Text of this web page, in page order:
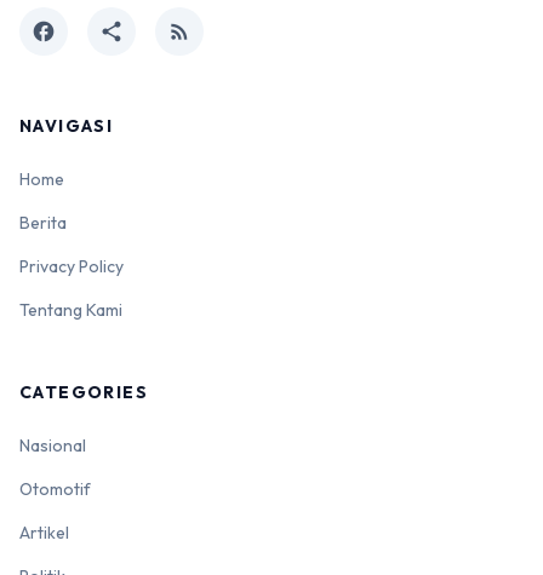
facebook share rss_feed
NAVIGASI
Home
Berita
Privacy Policy
Tentang Kami
CATEGORIES
Nasional
Otomotif
Artikel